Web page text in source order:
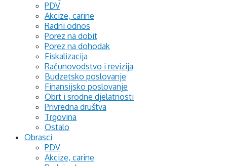
PDV
Akcize, carine
Radni odnos
Porez na dobit
Porez na dohodak
Fiskalizacija
Računovodstvo i revizija
Budzetsko poslovanje
Finansijsko poslovanje
Obrt i srodne djelatnosti
Privredna društva
Trgovina
Ostalo
Obrasci
PDV
Akcize, carine